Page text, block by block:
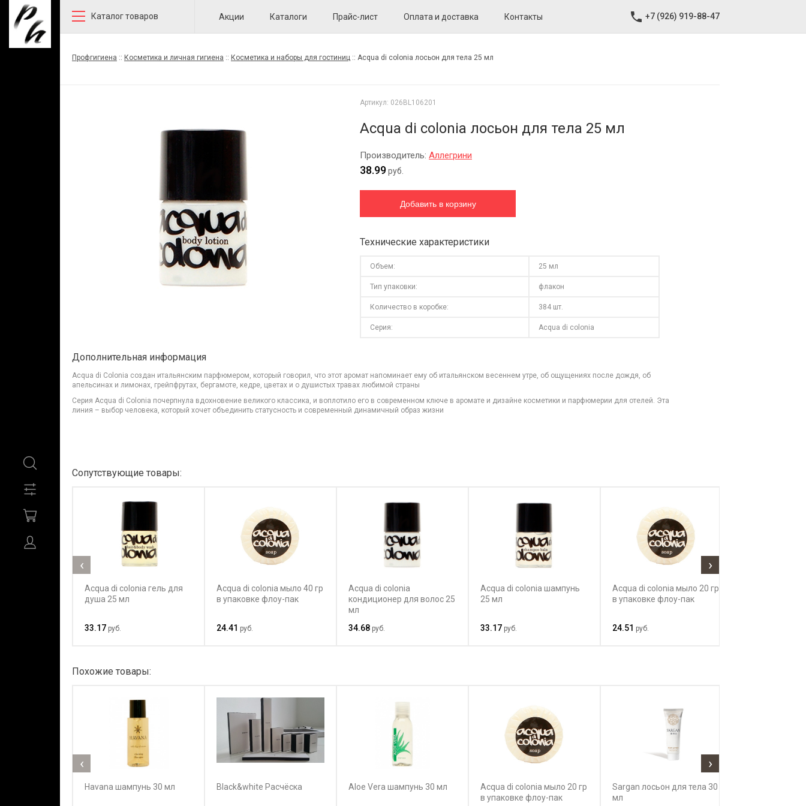
Каталог товаров Акции Каталоги Прайс-лист Оплата и доставка Контакты +7 (926) 919-88-47
Профгигиена :: Косметика и личная гигиена :: Косметика и наборы для гостиниц :: Acqua di colonia лосьон для тела 25 мл
Артикул: 026BL106201
Acqua di colonia лосьон для тела 25 мл
Производитель: Аллегрини
38.99руб.
Технические характеристики
Объем: 25 мл
Тип упаковки: флакон
Количество в коробке: 384 шт.
Серия: Acqua di colonia
Дополнительная информация
Acqua di Colonia создан итальянским парфюмером, который говорил, что этот аромат напоминает ему об итальянском весеннем утре, об ощущениях после дождя, об
апельсинах и лимонах, грейпфрутах, бергамоте, кедре, цветах и о душистых травах любимой страны
Серия Acqua di Colonia почерпнула вдохновение великого классика, и воплотило его в современном ключе в аромате и дизайне косметики и парфюмерии для отелей. Эта
линия – выбор человека, который хочет объединить статусность и современный динамичный образ жизни
Сопутствующие товары:
Acqua di colonia гель для
душа 25 мл
33.17 руб.
Acqua di colonia мыло 40 гр
в упаковке флоу-пак
24.41 руб.
Acqua di colonia
кондиционер для волос 25
мл
34.68 руб.
Acqua di colonia шампунь
25 мл
33.17 руб.
Acqua di colonia мыло 20 гр
в упаковке флоу-пак
24.51 руб.
‹ ›
Похожие товары:
Havana шампунь 30 мл Black&white Расчёска Aloe Vera шампунь 30 мл
Acqua di colonia мыло 20 гр
в упаковке флоу-пак
Sargan лосьон для тела 30
мл
‹ ›